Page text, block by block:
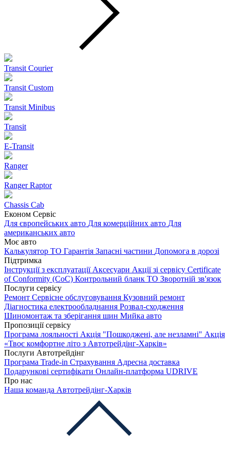
Transit Courier
Transit Custom
Transit Minibus
Transit
E-Transit
Ranger
Ranger Raptor
Chassis Cab
Економ Сервіс
Для європейських авто Для комерційних авто Для
американських авто
Моє авто
Калькулятор ТО Гарантія Запасні частини Допомога в дорозі
Підтримка
Інструкції з експлуатації Аксесуари Акції зі сервісу Certificate
of Conformity (CoC) Контрольний бланк ТО Зворотній зв'язок
Послуги сервісу
Ремонт Сервісне обслуговування Кузовний ремонт
Діагностика електрообладнання Розвал-сходження
Шиномонтаж та зберігання шин Мийка авто
Пропозиції сервісу
Програма лояльності Акція "Пошкоджені, але незламні" Акція
«Твоє комфортне літо з Автотрейдінг-Харків»
Послуги Автотрейдінг
Програма Trade-in Страхування Адресна доставка
Подарункові сертифікати Онлайн-платформа UDRIVE
Про нас
Наша команда Автотрейдінг-Харків